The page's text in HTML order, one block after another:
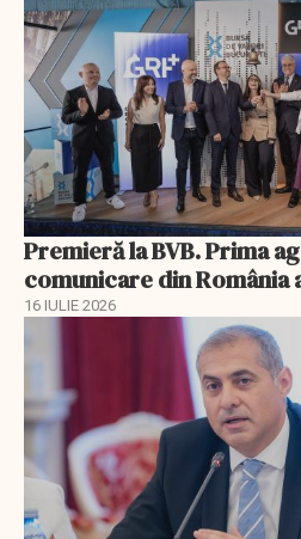
Premieră la BVB. Prima
comunicare din România
16 IULIE 2026